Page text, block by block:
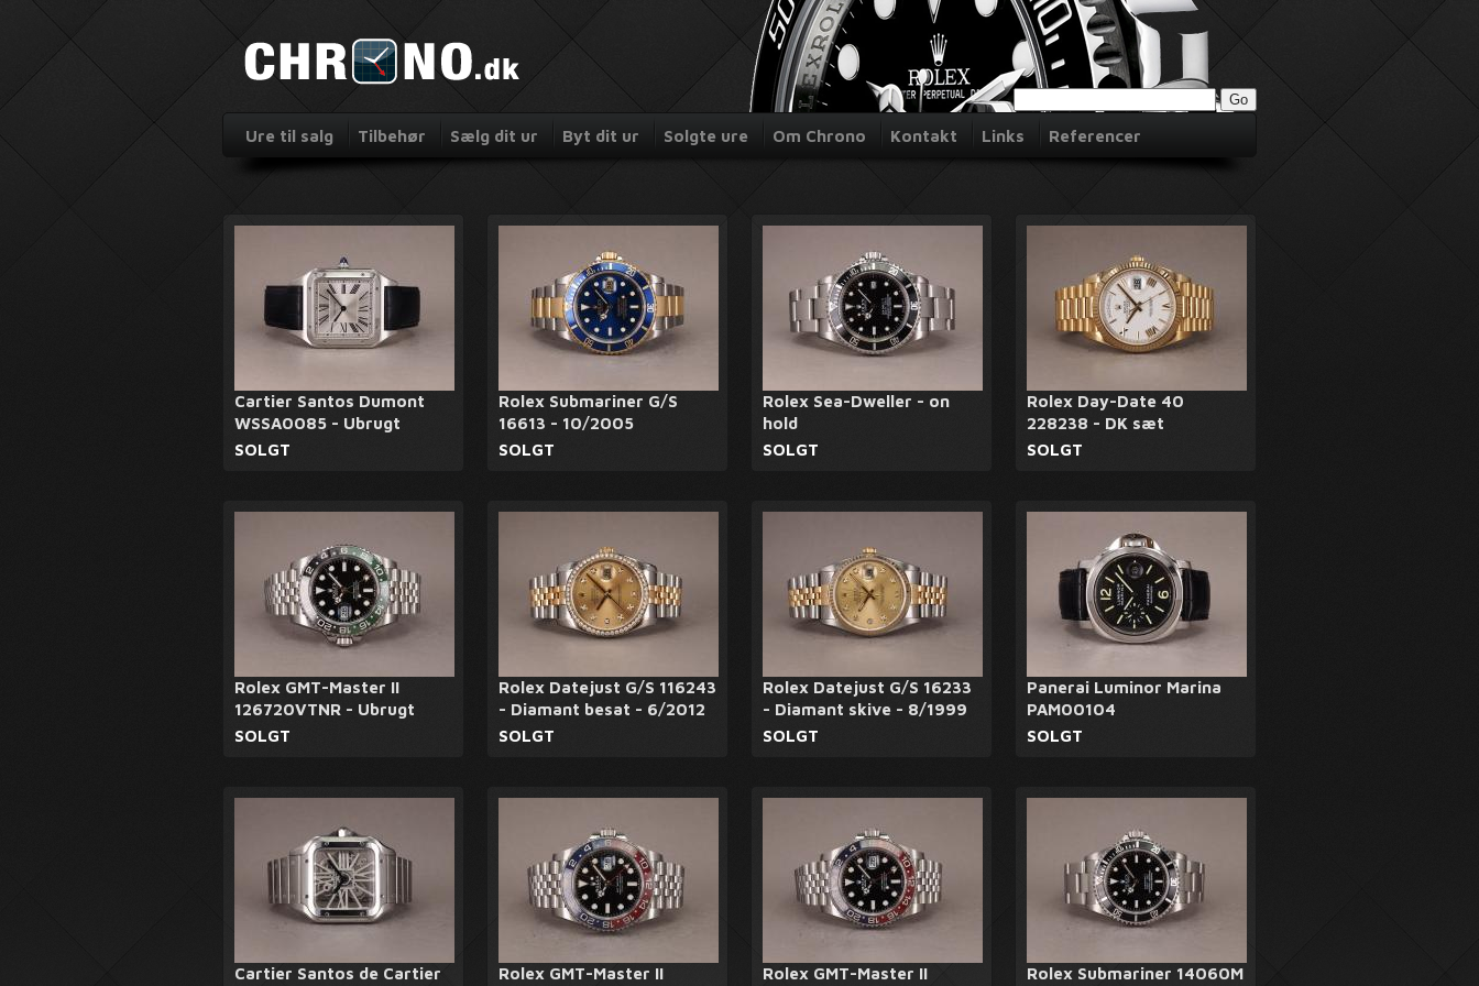
Ure til salg Tilbehør Sælg dit ur Byt dit ur Solgte ure Om Chrono Kontakt Links Referencer
Cartier Santos Dumont
WSSA0085 - Ubrugt
SOLGT
Rolex Submariner G/S
16613 - 10/2005
SOLGT
Rolex Sea-Dweller - on
hold
SOLGT
Rolex Day-Date 40
228238 - DK sæt
SOLGT
Rolex GMT-Master II
126720VTNR - Ubrugt
SOLGT
Rolex Datejust G/S 116243
- Diamant besat - 6/2012
SOLGT
Rolex Datejust G/S 16233
- Diamant skive - 8/1999
SOLGT
Panerai Luminor Marina
PAM00104
SOLGT
Cartier Santos de Cartier Rolex GMT-Master II Rolex GMT-Master II Rolex Submariner 14060M